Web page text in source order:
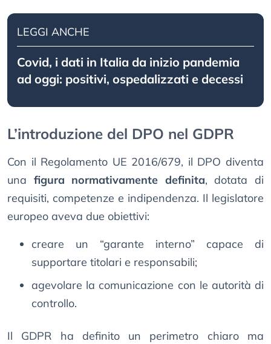
LEGGI ANCHE
Covid, i dati in Italia da inizio pandemia
ad oggi: positivi, ospedalizzati e decessi
L’introduzione del DPO nel GDPR
Con il Regolamento UE 2016/679, il DPO diventa
una figura normativamente definita, dotata di
requisiti, competenze e indipendenza. Il legislatore
europeo aveva due obiettivi:
creare un “garante interno” capace di
supportare titolari e responsabili;
agevolare la comunicazione con le autorità di
controllo.
Il GDPR ha definito un perimetro chiaro ma